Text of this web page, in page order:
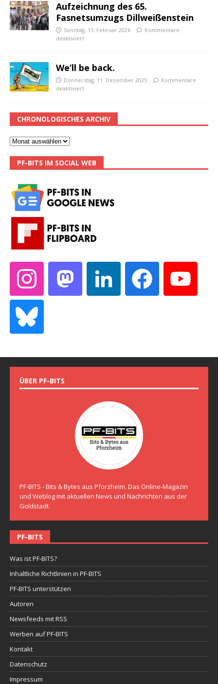
Aufzeichnung des 65.
Fasnetsumzugs Dillweißenstein
Sonntag, 15. Februar 2026
Kommentare
deaktiviert
We’ll be back.
Donnerstag, 11. Dezember 2025
Kommentare
deaktiviert
CHRONOLOGISCHES ARCHIV
PF-BITS IM SOCIAL WEB
ÜBER PF-BITS
PF-BITS - Bits & Bytes aus Pforzheim. Das Online-Magazin
und Weblog mit aktuellen News und Nachrichten aus der
Goldstadt.
PF-BITS
Was ist PF-BITS?
Inhaltliche Richtlinien in PF-BITS
PF-BITS unterstützen
Autoren
Newsfeeds mit RSS
Werben auf PF-BITS
Kontakt
Datenschutz
Impressum